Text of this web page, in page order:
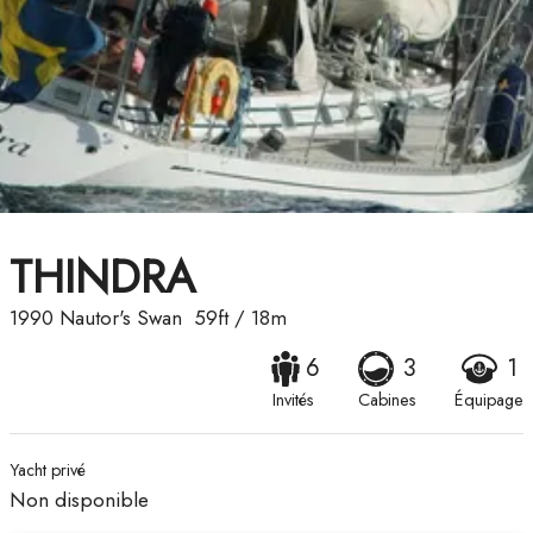
THINDRA
1990 Nautor's Swan 59ft/ 18m
6
Invités
3
Cabines
1
Équipage
Yacht privé
Non disponible